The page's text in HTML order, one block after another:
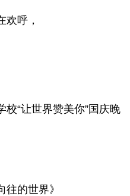
欢呼，
“让世界赞美你”国庆晚
的世界》